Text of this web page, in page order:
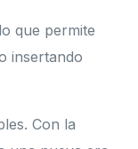
que permite
insertando
Con la